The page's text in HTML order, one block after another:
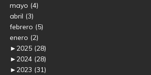
mayo (4)
abril (3)
febrero (5)
enero (2)
►2025 (28)
►2024 (28)
►2023 (31)